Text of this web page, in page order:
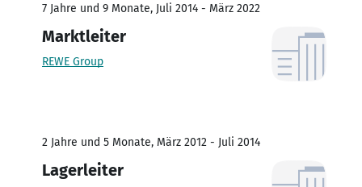
7 Jahre und 9 Monate, Juli 2014 - März 2022
Marktleiter
REWE Group
2 Jahre und 5 Monate, März 2012 - Juli 2014
Lagerleiter